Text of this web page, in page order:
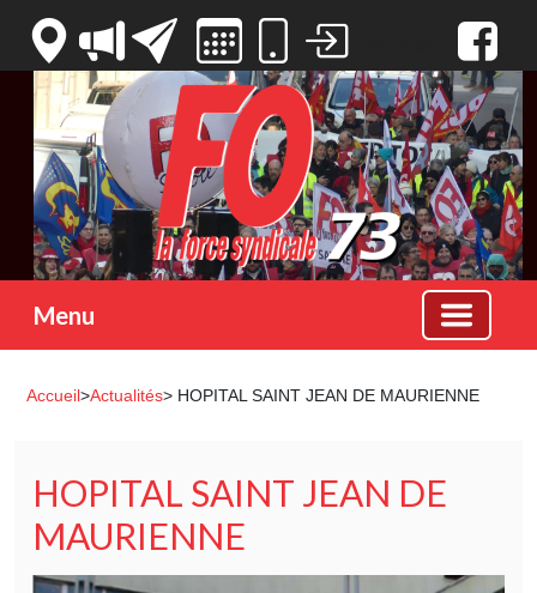
Menu
Accueil>Actualités> HOPITAL SAINT JEAN DE MAURIENNE
HOPITAL SAINT JEAN DE
MAURIENNE